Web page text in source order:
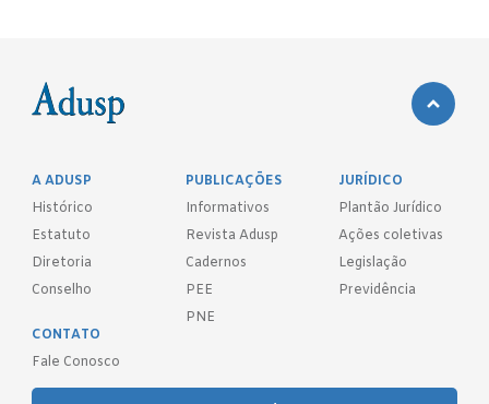
A ADUSP
Histórico
Estatuto
Diretoria
Conselho
PUBLICAÇÕES
Informativos
Revista Adusp
Cadernos
PEE
PNE
JURÍDICO
Plantão Jurídico
Ações coletivas
Legislação
Previdência
CONTATO
Fale Conosco